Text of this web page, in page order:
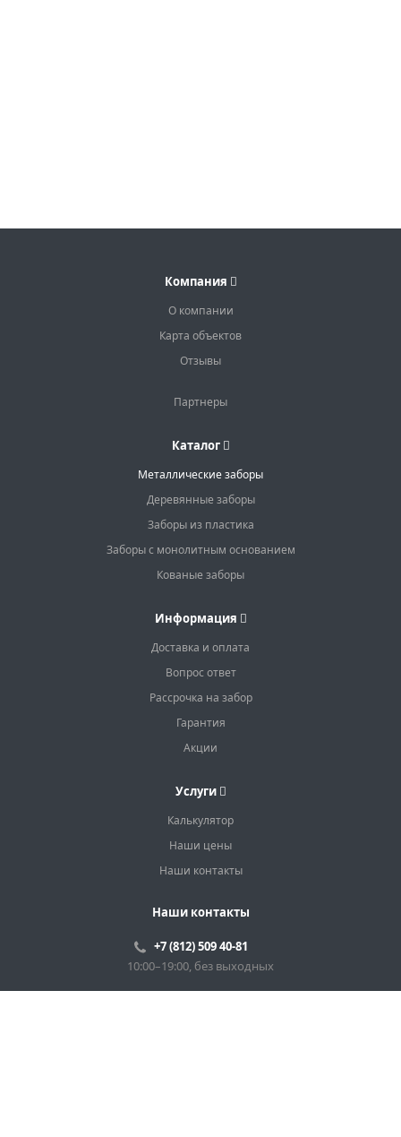
Компания
О компании
Карта объектов
Отзывы
Партнеры
Каталог
Металлические заборы
Деревянные заборы
Заборы из пластика
Заборы с монолитным основанием
Кованые заборы
Информация
Доставка и оплата
Вопрос ответ
Рассрочка на забор
Гарантия
Акции
Услуги
Калькулятор
Наши цены
Наши контакты
Наши контакты
+7 (812) 509 40-81
10:00–19:00, без выходных